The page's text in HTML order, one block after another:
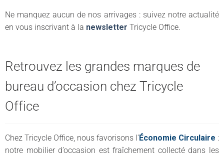
Ne manquez aucun de nos arrivages : suivez notre actualité
en vous inscrivant à la newsletter Tricycle Office.
Retrouvez les grandes marques de
bureau d’occasion chez Tricycle
Office
Chez Tricycle Office, nous favorisons l’Économie Circulaire :
notre mobilier d’occasion est fraîchement collecté dans les